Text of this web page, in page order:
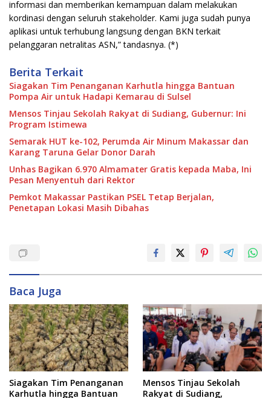
informasi dan memberikan kemampuan dalam melakukan
kordinasi dengan seluruh stakeholder. Kami juga sudah punya
aplikasi untuk terhubung langsung dengan BKN terkait
pelanggaran netralitas ASN,” tandasnya. (*)
Berita Terkait
Siagakan Tim Penanganan Karhutla hingga Bantuan
Pompa Air untuk Hadapi Kemarau di Sulsel
Mensos Tinjau Sekolah Rakyat di Sudiang, Gubernur: Ini
Program Istimewa
Semarak HUT ke-102, Perumda Air Minum Makassar dan
Karang Taruna Gelar Donor Darah
Unhas Bagikan 6.970 Almamater Gratis kepada Maba, Ini
Pesan Menyentuh dari Rektor
Pemkot Makassar Pastikan PSEL Tetap Berjalan,
Penetapan Lokasi Masih Dibahas
Baca Juga
Siagakan Tim Penanganan
Karhutla hingga Bantuan
Mensos Tinjau Sekolah
Rakyat di Sudiang,